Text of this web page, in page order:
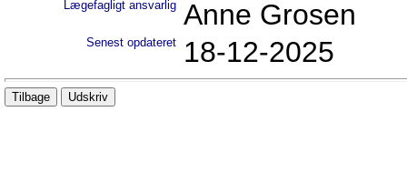
Lægefagligt ansvarlig Anne Grosen
Senest opdateret 18-12-2025